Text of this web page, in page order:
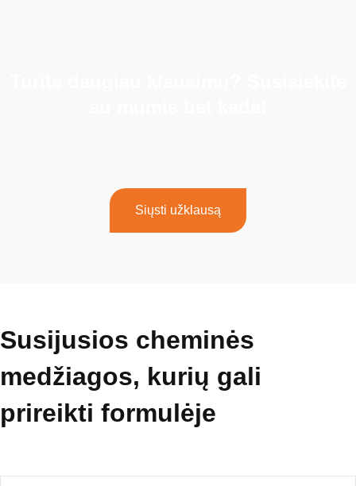
Siųsti užklausą
Susijusios cheminės
medžiagos, kurių gali
prireikti formulėje